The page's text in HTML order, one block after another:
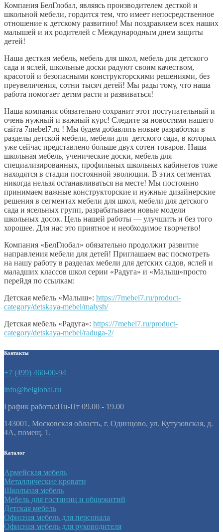
Компания БелГлобал, являясь производителем десткой и
школьной мебели, гордится тем, что имеет непосредственное
отношение к детскому развитию! Мы поздравляем всех наших
малышей и их родителей с Международным днем защиты
детей!
Наша десткая мебель, мебель для школ, мебель для детского
сада и яслей, школьные доски радуют своим качеством,
красотой и безопасными конструкторскими решениями, без
преувеличения, сотни тысяч детей! Мы рады тому, что наша
работа помогает детям расти и развиваться!
Наша компания обязательно сохранит этот поступательный и
очень нужный и важный курс! Следите за новостями нашего
сайта 7mebel7.ru ! Мы будем добавлять новые разработки в
разделы детской мебели, мебели для детского сада, в которых
уже сейчас представлено больше двух сотен товаров. Наша
школьная мебель, ученические доски, мебель для
специализированных, профильных школьных кабинетов тоже
находятся в стадии постоянной эволюции. В этих сегментах
никогда нельзя останавливаться на месте! Мы постоянно
принимаем важные конструкторские и нужные дизайнерские
решения в сегментах мебели для школ, мебели для детского
сада и ясельных групп, разрабатываем новые модели
школьных досок. Цель нашей работы — улучшить и без того
хорошее. Для нас это приятное и необходимое творчетво!
Компания «БелГлобал» обязательно продолжит развитие
направления мебели для детей! Приглашаем вас посмотреть
на нашу работу в разделах мебели для детских садов, яслей и
маладших классов школ серии «Радуга» и «Малыш»просто
перейдя по ссылкам:
Детская мебель «Малыш»: https://7mebel7.ru/product-
category/detskaya-mebel/malysh/
Детская мебель «Радуга»: https://7mebel7.ru/product-
category/detskaya-mebel/raduga-2/
Контакты
+7 (499) 460-00-94
info@belglobal.ru
График работы:Пн-Пт 09.00 - 19.00
143001, Московская область, г. Одинцово, ул. Кутузовская, д.
4А, помещ. 1.
Каталог
Армейская мебель
Металлические кровати
Школьная мебель
Мебель для гостиниц и общежитий
Детская мебель
Офисная мебель для персонала
Офисная мебель для руководителя